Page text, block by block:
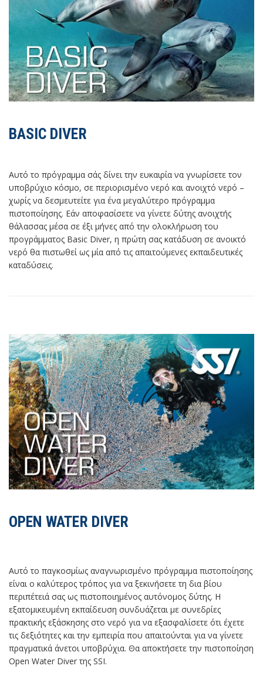
BASIC DIVER
Αυτό το πρόγραμμα σάς δίνει την ευκαιρία να γνωρίσετε τον
υποβρύχιο κόσμο, σε περιορισμένο νερό και ανοιχτό νερό –
χωρίς να δεσμευτείτε για ένα μεγαλύτερο πρόγραμμα
πιστοποίησης. Εάν αποφασίσετε να γίνετε δύτης ανοιχτής
θάλασσας μέσα σε έξι μήνες από την ολοκλήρωση του
προγράμματος Basic Diver, η πρώτη σας κατάδυση σε ανοικτό
νερό θα πιστωθεί ως μία από τις απαιτούμενες εκπαιδευτικές
καταδύσεις.
OPEN WATER DIVER
Αυτό το παγκοσμίως αναγνωρισμένο πρόγραμμα πιστοποίησης
είναι ο καλύτερος τρόπος για να ξεκινήσετε τη δια βίου
περιπέτειά σας ως πιστοποιημένος αυτόνομος δύτης. Η
εξατομικευμένη εκπαίδευση συνδυάζεται με συνεδρίες
πρακτικής εξάσκησης στο νερό για να εξασφαλίσετε ότι έχετε
τις δεξιότητες και την εμπειρία που απαιτούνται για να γίνετε
πραγματικά άνετοι υποβρύχια. Θα αποκτήσετε την πιστοποίηση
Open Water Diver της SSI.